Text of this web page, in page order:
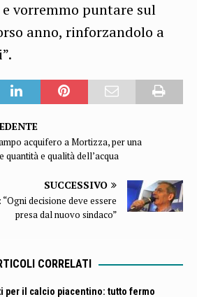
vorremmo puntare sul
anno, rinforzandolo a
acquifero a Mortizza, per una
quantità e qualità dell’acqua
SUCCESSIVO
decisione deve essere
presa dal nuovo sindaco”
CORRELATI
per il calcio piacentino: tutto fermo